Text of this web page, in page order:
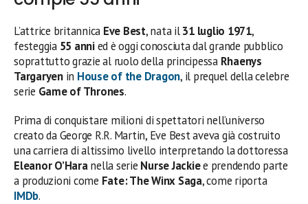
L’attrice britannica Eve Best, nata il31 luglio 1971,
festeggia 55 annied è oggi conosciuta dal grande pubblico
soprattutto grazie al ruolo della principessa Rhaenys
Targaryenin House of the Dragon, il prequel della celebre
serie Game of Thrones.
Prima di conquistare milioni di spettatori nell’universo
creato da George R.R. Martin, Eve Best aveva già costruito
una carriera di altissimo livello interpretando la dottoressa
Eleanor O’Haranella serie Nurse Jackiee prendendo parte
a produzioni come Fate: The Winx Saga, come riporta
IMDb.